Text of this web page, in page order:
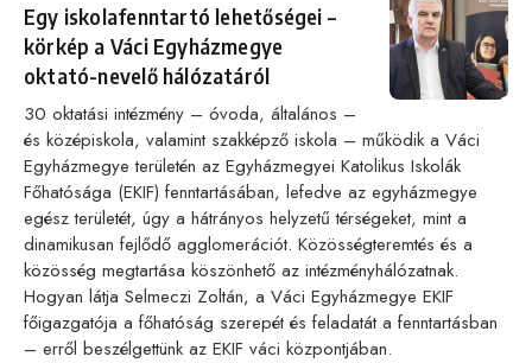
Egy iskolafenntartó lehetőségei –
körkép a Váci Egyházmegye
oktató-nevelő hálózatáról
30 oktatási intézmény – óvoda, általános –
és középiskola, valamint szakképző iskola – működik a Váci
Egyházmegye területén az Egyházmegyei Katolikus Iskolák
Főhatósága (EKIF) fenntartásában, lefedve az egyházmegye
egész területét, úgy a hátrányos helyzetű térségeket, mint a
dinamikusan fejlődő agglomerációt. Közösségteremtés és a
közösség megtartása köszönhető az intézményhálózatnak.
Hogyan látja Selmeczi Zoltán, a Váci Egyházmegye EKIF
főigazgatója a főhatóság szerepét és feladatát a fenntartásban
– erről beszélgettünk az EKIF váci központjában.